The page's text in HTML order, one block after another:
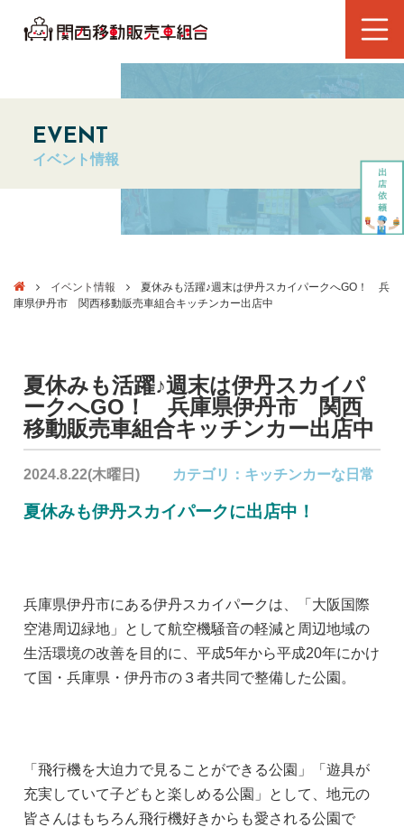
EVENT
イベント情報
イベント情報
夏休みも活躍♪週末は伊丹スカイパークへGO！ 兵
庫県伊丹市 関西移動販売車組合キッチンカー出店中
夏休みも活躍♪週末は伊丹スカイパ
ークへGO！ 兵庫県伊丹市 関西
移動販売車組合キッチンカー出店中
2024.8.22(木曜日) カテゴリ： キッチンカーな日常
夏休みも伊丹スカイパークに出店中！
兵庫県伊丹市にある伊丹スカイパークは、「大阪国際
空港周辺緑地」として航空機騒音の軽減と周辺地域の
生活環境の改善を目的に、平成5年から平成20年にかけ
て国・兵庫県・伊丹市の３者共同で整備した公園。
「飛行機を大迫力で見ることができる公園」「遊具が
充実していて子どもと楽しめる公園」として、地元の
皆さんはもちろん飛行機好きからも愛される公園で